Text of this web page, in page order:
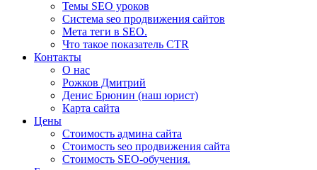
Темы SEO уроков
Система seo продвижения сайтов
Мета теги в SEO.
Что такое показатель CTR
Контакты
О нас
Рожков Дмитрий
Денис Брюнин (наш юрист)
Карта сайта
Цены
Стоимость админа сайта
Стоимость seo продвижения сайта
Стоимость SEO-обучения.